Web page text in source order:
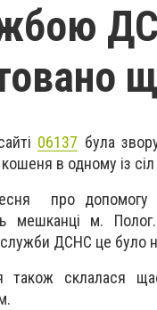
06137 була
в одному із
про допомогу
мешканці м.
ДСНС це було
також склалася